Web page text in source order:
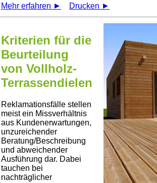
Mehr erfahren ►
Drucken ►
Kriterien für die
Beurteilung
von Vollholz-
Terrassendielen
Reklamationsfälle stellen
meist ein Missverhältnis
aus Kundenerwartungen,
unzureichender
Beratung/Beschreibung
und abweichender
Ausführung dar. Dabei
tauchen bei
nachträglicher